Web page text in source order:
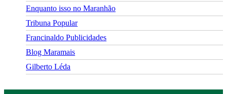
Enquanto isso no Maranhão
Tribuna Popular
Francinaldo Publicidades
Blog Maramais
Gilberto Léda